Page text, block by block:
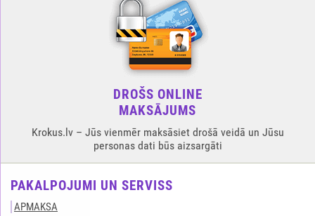
DROŠS ONLINE
MAKSĀJUMS
Krokus.lv – Jūs vienmēr maksāsiet drošā veidā un Jūsu
personas dati būs aizsargāti
PAKALPOJUMI UN SERVISS
APMAKSA